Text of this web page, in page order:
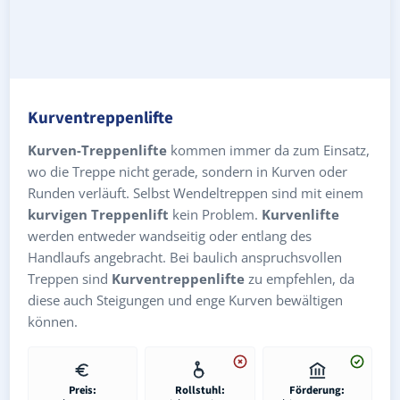
Kurventreppenlifte
Kurven-Treppenlifte kommen immer da zum Einsatz,
wo die Treppe nicht gerade, sondern in Kurven oder
Runden verläuft. Selbst Wendeltreppen sind mit einem
kurvigen Treppenlift kein Problem. Kurvenlifte
werden entweder wandseitig oder entlang des
Handlaufs angebracht. Bei baulich anspruchsvollen
Treppen sind Kurventreppenlifte zu empfehlen, da
diese auch Steigungen und enge Kurven bewältigen
können.
Preis: Rollstuhl: Förderung: